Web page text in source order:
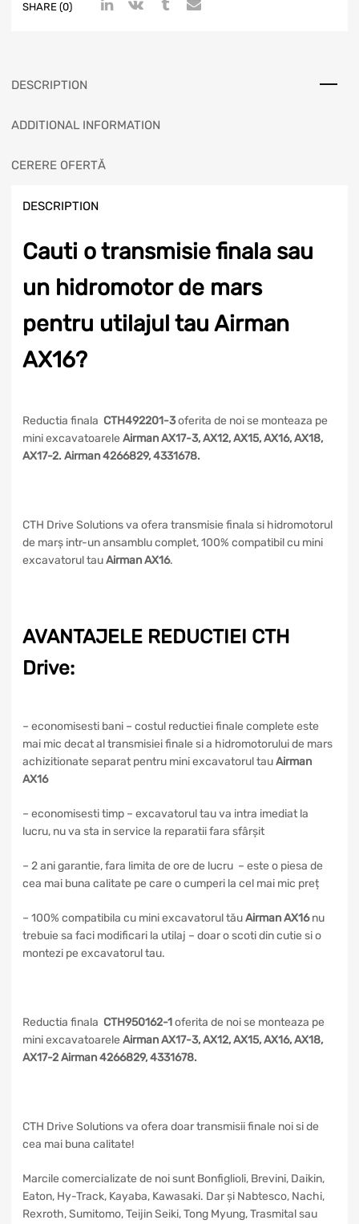
SHARE (0)
DESCRIPTION
ADDITIONAL INFORMATION
CERERE OFERTĂ
DESCRIPTION
Cauti o transmisie finala sau
un hidromotor de mars
pentru utilajul tau Airman
AX16?
Reductia finala CTH492201-3oferita de noi se monteaza pe
mini excavatoarele Airman AX17-3, AX12, AX15, AX16, AX18,
AX17-2. Airman 4266829, 4331678.
CTH Drive Solutions va ofera transmisie finala si hidromotorul
de marș intr-un ansamblu complet, 100% compatibil cu mini
excavatorul tauAirman AX16.
AVANTAJELE REDUCTIEI CTH
Drive:
– economisesti bani – costul reductiei finale complete este
mai mic decat al transmisiei finale si a hidromotorului de mars
achizitionate separat pentru mini excavatorul tauAirman
AX16
– economisesti timp – excavatorul tau va intra imediat la
lucru, nu va sta in service la reparatii fara sfârșit
– 2 ani garantie, fara limita de ore de lucru – este o piesa de
cea mai buna calitate pe care o cumperi la cel mai mic preț
– 100% compatibila cu mini excavatorul tăuAirman AX16nu
trebuie sa faci modificari la utilaj – doar o scoti din cutie si o
montezi pe excavatorul tau.
Reductia finala CTH950162-1oferita de noi se monteaza pe
mini excavatoarele Airman AX17-3, AX12, AX15, AX16, AX18,
AX17-2 Airman 4266829, 4331678.
CTH Drive Solutions va ofera doar transmisii finale noi si de
cea mai buna calitate!
Marcile comercializate de noi sunt Bonfiglioli, Brevini, Daikin,
Eaton, Hy-Track, Kayaba, Kawasaki. Dar și Nabtesco, Nachi,
Rexroth, Sumitomo, Teijin Seiki, Tong Myung, Trasmital sau